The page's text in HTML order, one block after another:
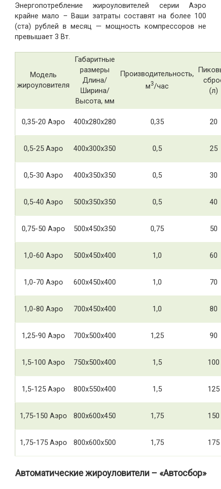
Энергопотребление жироуловителей серии Аэро
крайне мало – Ваши затраты составят на более 100
(ста) рублей в месяц — мощность компрессоров не
превышает 3 Вт.
Модель
жироуловителя
Габаритные
размеры
Длина/
Ширина/
Высота, мм
Производительность,
м3/час
(л)
0,35-20 Аэро 400х280х280 0,35 20
0,5-25 Аэро 400х300х350 0,5 25
0,5-30 Аэро 400х350х350 0,5 30
0,5-40 Аэро 500х350х350 0,5 40
0,75-50 Аэро 500х450х350 0,75 50
1,0-60 Аэро 500х450х400 1,0 60
1,0-70 Аэро 600х450х400 1,0 70
1,0-80 Аэро 700х450х400 1,0 80
1,25-90 Аэро 700х500х400 1,25 90
1,5-100 Аэро 750х500х400 1,5 100
1,5-125 Аэро 800х550х400 1,5 125
1,75-150 Аэро 800х600х450 1,75 150
1,75-175 Аэро 800х600х500 1,75 175
Автоматические жироуловители – «Автосбор»